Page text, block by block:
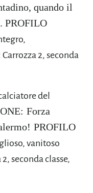
quando il
PROFILO
Carrozza 2, seconda
del
Forza
PROFILO
vanitoso
seconda classe,